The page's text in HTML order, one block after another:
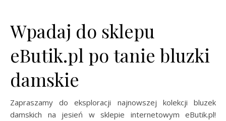
Wpadaj do sklepu
eButik.pl po tanie bluzki
damskie
Zapraszamy do eksploracji najnowszej kolekcji bluzek
damskich na jesień w sklepie internetowym eButik.pl!